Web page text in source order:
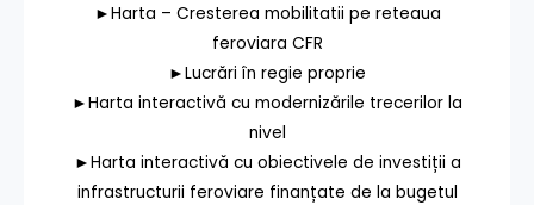
►Harta – Cresterea mobilitatii pe reteaua
feroviara CFR
►Lucrări în regie proprie
►Harta interactivă cu modernizările trecerilor la
nivel
►Harta interactivă cu obiectivele de investiții a
infrastructurii feroviare finanțate de la bugetul